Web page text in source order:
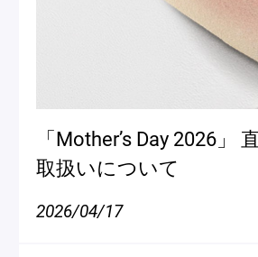
「Mother’s Day 2026
取扱いについて
2026/04/17